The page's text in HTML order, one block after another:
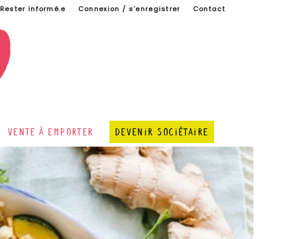
Rester informé.e Connexion / s’enregistrer Contact
Vente à emporter Devenir sociétaire